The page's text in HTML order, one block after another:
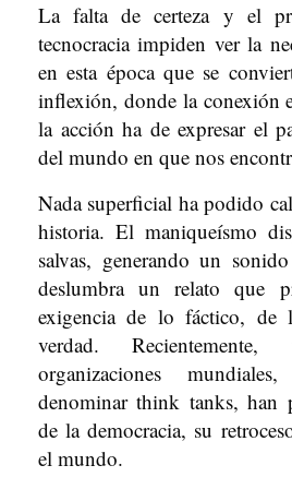
La falta de certeza y el
tecnocracia impiden ver la
en esta época que se
inflexión, donde la conexión
la acción ha de expresar el
del mundo en que nos
Nada superficial ha podido
historia. El maniqueísmo
salvas, generando un
deslumbra un relato que
exigencia de lo fáctico, de
verdad. Recientemente,
organizaciones
denominar think tanks, han
de la democracia, su
el mundo.